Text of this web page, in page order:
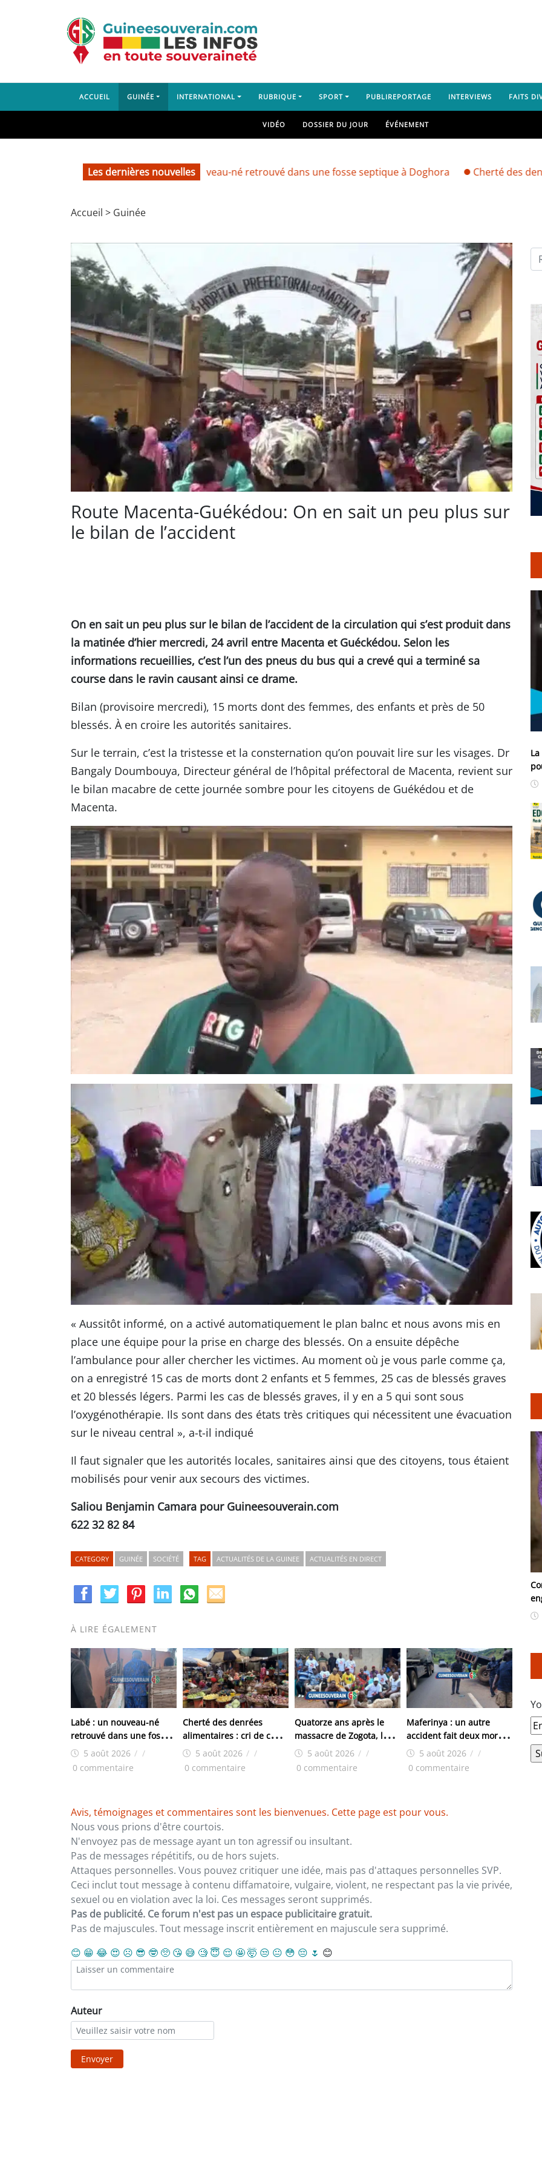
ACCUEIL GUINÉE INTERNATIONAL RUBRIQUE SPORT PUBLIREPORTAGE INTERVIEWS FAITS
VIDÉO DOSSIER DU JOUR ÉVÉNEMENT
Les dernières nouvelles
Labé : un nouveau-né retrouvé dans une fosse septique à Doghora Cherté des denrées
Accueil > Guinée
Route Macenta-Guékédou: On en sait un peu plus sur
le bilan de l’accident
On en sait un peu plus sur le bilan de l’accident de la circulation qui s’est produit dans
la matinée d’hier mercredi, 24 avril entre Macenta et Guéckédou. Selon les
informations recueillies, c’est l’un des pneus du bus qui a crevé qui a terminé sa
course dans le ravin causant ainsi ce drame.
Bilan (provisoire mercredi), 15 morts dont des femmes, des enfants et près de 50
blessés. À en croire les autorités sanitaires.
Sur le terrain, c’est la tristesse et la consternation qu’on pouvait lire sur les visages. Dr
Bangaly Doumbouya, Directeur général de l’hôpital préfectoral de Macenta, revient sur
le bilan macabre de cette journée sombre pour les citoyens de Guékédou et de
Macenta.
« Aussitôt informé, on a activé automatiquement le plan balnc et nous avons mis en
place une équipe pour la prise en charge des blessés. On a ensuite dépêche
l’ambulance pour aller chercher les victimes. Au moment où je vous parle comme ça,
on a enregistré 15 cas de morts dont 2 enfants et 5 femmes, 25 cas de blessés graves
et 20 blessés légers. Parmi les cas de blessés graves, il y en a 5 qui sont sous
l’oxygénothérapie. Ils sont dans des états très critiques qui nécessitent une évacuation
sur le niveau central », a-t-il indiqué
Il faut signaler que les autorités locales, sanitaires ainsi que des citoyens, tous étaient
mobilisés pour venir aux secours des victimes.
Saliou Benjamin Camara pour Guineesouverain.com
622 32 82 84
CATEGORY GUINÉE SOCIÉTÉ TAG ACTUALITÉS DE LA GUINEE ACTUALITÉS EN DIRECT
À LIRE ÉGALEMENT
Labé : un nouveau-né
retrouvé dans une fosse
septique à Doghora
5 août 2026 / /
0 commentaire
Cherté des denrées
alimentaires : cri de cœur
des femmes du marché
de Yembeya
5 août 2026 / /
0 commentaire
Quatorze ans après le
massacre de Zogota, les
familles des victimes
réclament toujours
5 août 2026 / /
0 commentaire
Maferinya : un autre
accident fait deux morts à
Yoroyah
5 août 2026 / /
0 commentaire
Avis, témoignages et commentaires sont les bienvenues. Cette page est pour vous.
Nous vous prions d'être courtois.
N'envoyez pas de message ayant un ton agressif ou insultant.
Pas de messages répétitifs, ou de hors sujets.
Attaques personnelles. Vous pouvez critiquer une idée, mais pas d'attaques personnelles SVP.
Ceci inclut tout message à contenu diffamatoire, vulgaire, violent, ne respectant pas la vie privée,
sexuel ou en violation avec la loi. Ces messages seront supprimés.
Pas de publicité. Ce forum n'est pas un espace publicitaire gratuit.
Pas de majuscules. Tout message inscrit entièrement en majuscule sera supprimé.
😊 😁 😂 😍 ☹️ 😎 🤓 🥺 😘 😅 🧐 😇 😌 🤩🤯 😒 😐 😳 😔 🌷 😊
Auteur
Envoyer